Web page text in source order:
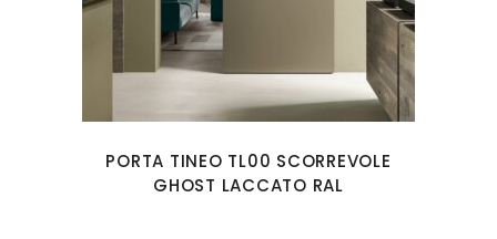
PORTA TINEO TL00 SCORREVOLE
GHOST LACCATO RAL